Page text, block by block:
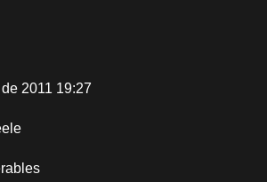
2011 19:27